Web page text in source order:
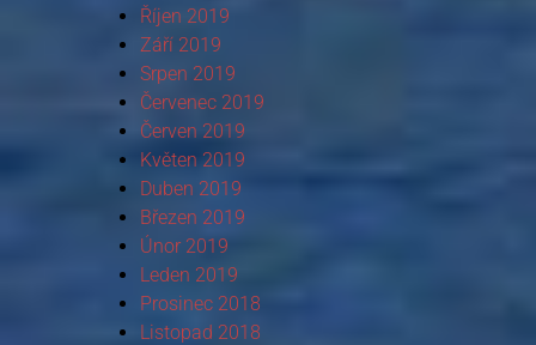
Říjen 2019
Září 2019
Srpen 2019
Červenec 2019
Červen 2019
Květen 2019
Duben 2019
Březen 2019
Únor 2019
Leden 2019
Prosinec 2018
Listopad 2018